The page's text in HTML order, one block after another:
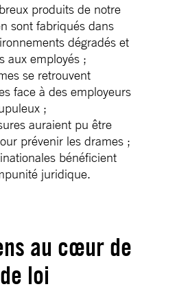
produits de notre
sont fabriqués dans
dégradés et
aux employés ;
se retrouvent
face à des employeurs
;
auraient pu être
prévenir les drames ;
bénéficient
juridique.
au cœur de
loi